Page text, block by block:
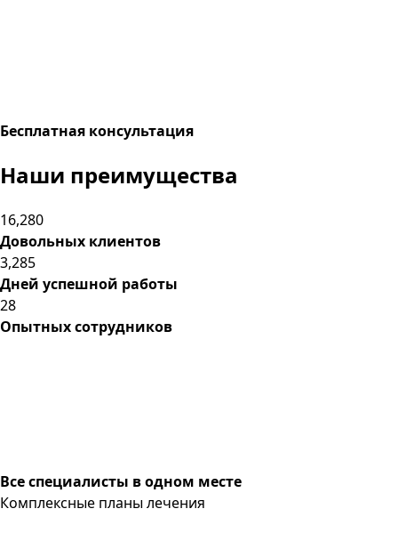
Бесплатная консультация
Наши преимущества
16,280
Довольных клиентов
3,285
Дней успешной работы
28
Опытных сотрудников
Все специалисты в одном месте
Комплексные планы лечения